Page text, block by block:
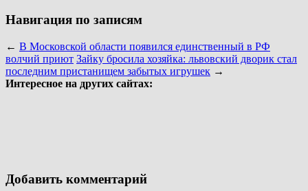
Навигация по записям
← В Московской области появился единственный в РФ
волчий приют Зайку бросила хозяйка: львовский дворик стал
последним пристанищем забытых игрушек →
Интересное на других сайтах:
Добавить комментарий